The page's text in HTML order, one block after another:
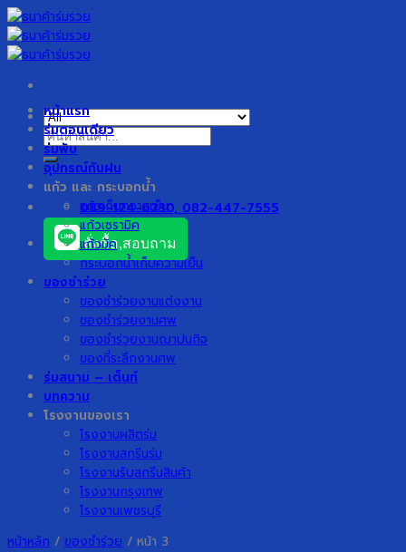
Skip
to
content
ค้นหา:
089-124-6230, 082-447-7555
สั่งซื้อ,สอบถาม
หน้าแรก
ร่มตอนเดียว
ร่มพับ
อุปกรณ์กันฝน
แก้ว และ กระบอกน้ำ
แก้วเก็บความเย็น
แก้วเซรามิค
แก้วมัค
กระบอกน้ำเก็บความเย็น
ของชำร่วย
ของชำร่วยงานแต่งงาน
ของชำร่วยงานศพ
ของชำร่วยงานฌาปนกิจ
ของที่ระลึกงานศพ
ร่มสนาม – เต็นท์
บทความ
โรงงานของเรา
โรงงานผลิตร่ม
โรงงานสกรีนร่ม
โรงงานรับสกรีนสินค้า
โรงงานกรุงเทพ
โรงงานเพชรบุรี
หน้าหลัก / ของชำร่วย / หน้า 3